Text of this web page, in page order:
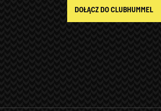
DOŁĄCZ DO CLUBHUMMEL